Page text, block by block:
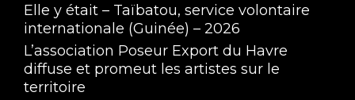
Elle y était – Taïbatou, service volontaire
internationale (Guinée) – 2026
L’association Poseur Export du Havre
diffuse et promeut les artistes sur le
territoire